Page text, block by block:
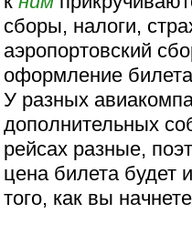
сборы, налоги,
аэропортовский
оформление
У разных
дополнительных
рейсах разные,
цена билета будет
того, как вы